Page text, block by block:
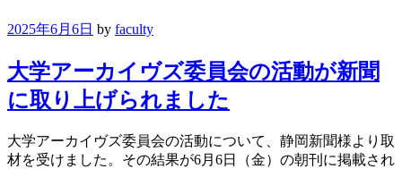
2025年6月6日 by faculty
大学アーカイヴズ委員会の活動が新聞
に取り上げられました
大学アーカイヴズ委員会の活動について、静岡新聞様より取
材を受けました。その結果が6月6日（金）の朝刊に掲載され